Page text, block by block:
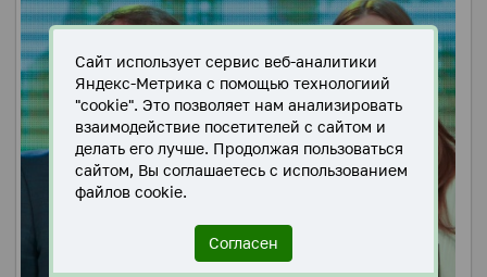
Сайт использует сервис веб-аналитики
Яндекс-Метрика с помощью технологиий
"cookie". Это позволяет нам анализировать
взаимодействие посетителей с сайтом и
делать его лучше. Продолжая пользоваться
сайтом, Вы соглашаетесь с использованием
файлов cookie.
Согласен